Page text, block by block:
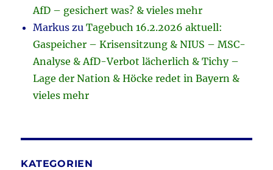
AfD – gesichert was? & vieles mehr
Markus zuTagebuch 16.2.2026 aktuell:
Gaspeicher – Krisensitzung & NIUS – MSC-
Analyse & AfD-Verbot lächerlich & Tichy –
Lage der Nation & Höcke redet in Bayern &
vieles mehr
KATEGORIEN